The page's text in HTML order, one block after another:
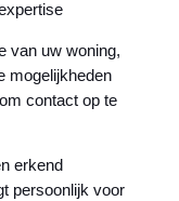
van uw woning,
mogelijkheden
contact op te
erkend
persoonlijk voor